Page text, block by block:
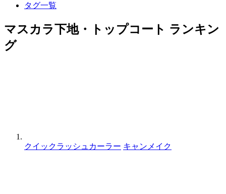
タグ一覧
マスカラ下地・トップコート ランキン
グ
クイックラッシュカーラー キャンメイク